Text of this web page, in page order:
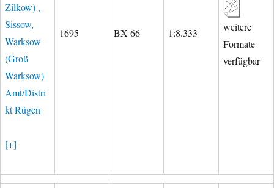
Zilkow) ,
Sissow,
Warksow
(Groß
Warksow)
Amt/Distri
kt Rügen
[+]
1695 BX 66 1:8.333
weitere
Formate
verfügbar